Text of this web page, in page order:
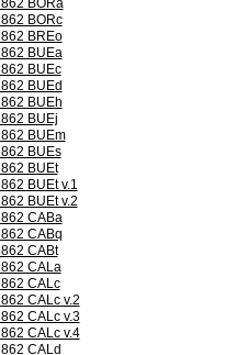
862 BORa
862 BORc
862 BREo
862 BUEa
862 BUEc
862 BUEd
862 BUEh
862 BUEj
862 BUEm
862 BUEs
862 BUEt
862 BUEt v.1
862 BUEt v.2
862 CABa
862 CABq
862 CABt
862 CALa
862 CALc
862 CALc v.2
862 CALc v.3
862 CALc v.4
862 CALd